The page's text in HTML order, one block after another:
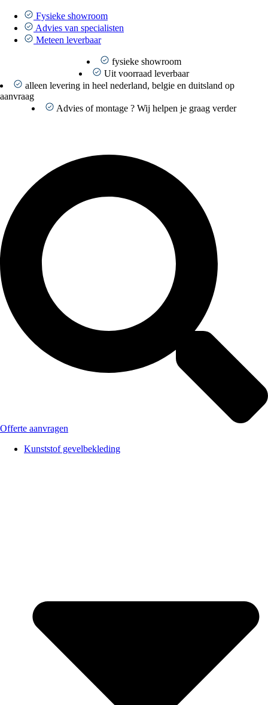
naar
inhoud
Fysieke showroom
Advies van specialisten
Meteen leverbaar
fysieke showroom
Uit voorraad leverbaar
alleen levering in heel nederland, belgie en duitsland op
aanvraag
Advies of montage ? Wij helpen je graag verder
Offerte aanvragen
Kunststof gevelbekleding